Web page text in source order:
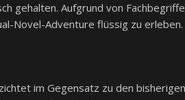
gehalten. Aufgrund von
Novel-Adventure flüssig zu erleben.
im Gegensatz zu den